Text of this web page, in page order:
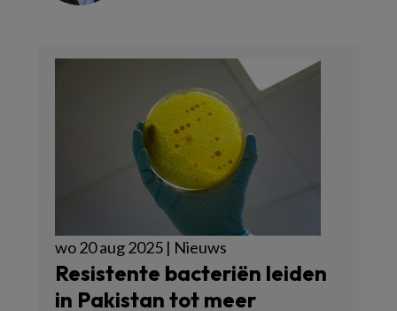
wo 20 aug 2025 | Nieuws
Resistente bacteriën leiden
in Pakistan tot meer